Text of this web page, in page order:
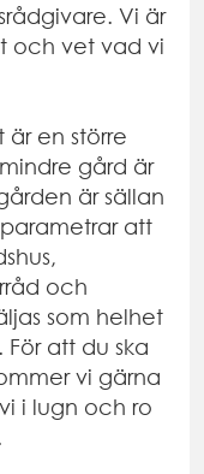
Vi är
och vet vad vi
är en större
gård är
är sällan
att
och
som helhet
För att du ska
vi gärna
i lugn och ro